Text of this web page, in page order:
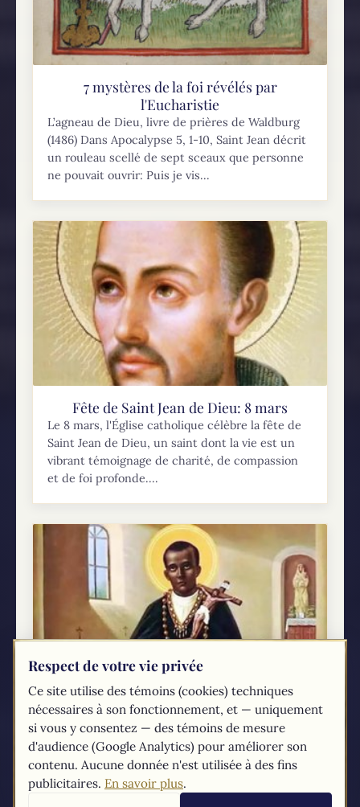
7 mystères de la foi révélés par
l'Eucharistie
L’agneau de Dieu, livre de prières de Waldburg
(1486) Dans Apocalypse 5, 1-10, Saint Jean décrit
un rouleau scellé de sept sceaux que personne
ne pouvait ouvrir: Puis je vis...
Fête de Saint Jean de Dieu: 8 mars
Le 8 mars, l'Église catholique célèbre la fête de
Saint Jean de Dieu, un saint dont la vie est un
vibrant témoignage de charité, de compassion
et de foi profonde....
Fête de Saint Martin de Porrèss : 3
novembre
Le 3 novembre, l’Église catholique célèbre la
fête de Saint Martin de Porrès, un frère
péruvien de l’Ordre dominicain qui est reconnu
pour sa gentillesse, son soin des malades, son...
Respect de votre vie privée
Ce site utilise des témoins (cookies) techniques
nécessaires à son fonctionnement, et — uniquement
si vous y consentez — des témoins de mesure
d'audience (Google Analytics) pour améliorer son
contenu. Aucune donnée n'est utilisée à des fins
publicitaires. En savoir plus.